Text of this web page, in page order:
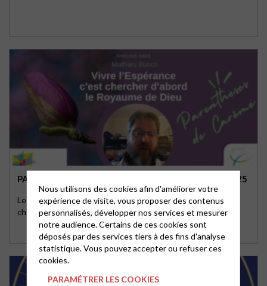
PARENTHÈSES DE CARÊME – MERCREDI 16 AVRIL 2025
Le pasteur Mathieu Busch nous invite à vivre l’espérance en
cherchant d’abord le Royaume de Dieu
Nous utilisons des cookies afin d'améliorer votre
expérience de visite, vous proposer des contenus
personnalisés, développer nos services et mesurer
notre audience. Certains de ces cookies sont
déposés par des services tiers à des fins d'analyse
statistique. Vous pouvez accepter ou refuser ces
cookies.
PARAMÉTRER LES COOKIES